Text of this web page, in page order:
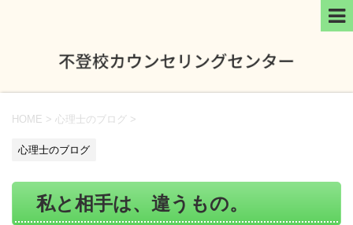
HOME > 心理士のブログ >
心理士のブログ
私と相手は、違うもの。